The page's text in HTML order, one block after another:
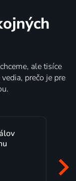
ale tisíce
prečo je pre